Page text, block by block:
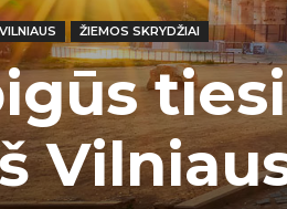
ŽIEMOS SKRYDŽIAI